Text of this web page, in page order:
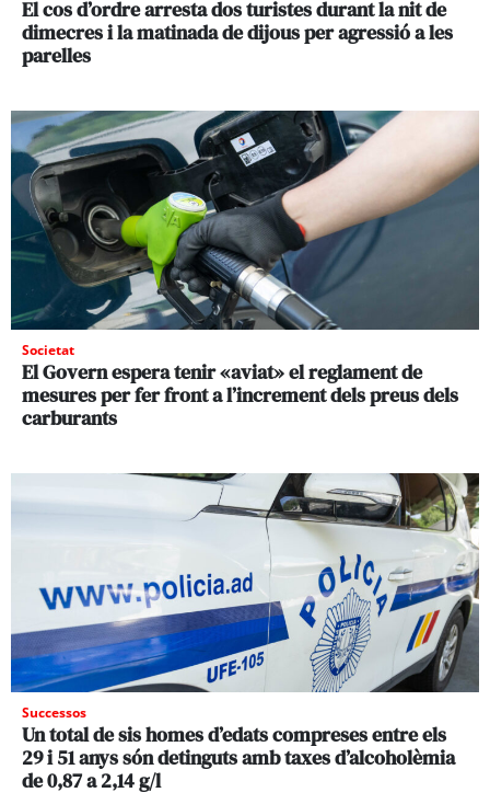
El cos d’ordre arresta dos turistes durant la nit de
dimecres i la matinada de dijous per agressió a les
parelles
Societat
El Govern espera tenir «aviat» el reglament de
mesures per fer front a l’increment dels preus dels
carburants
Successos
Un total de sis homes d’edats compreses entre els
29 i 51 anys són detinguts amb taxes d’alcoholèmia
de 0,87 a 2,14 g/l